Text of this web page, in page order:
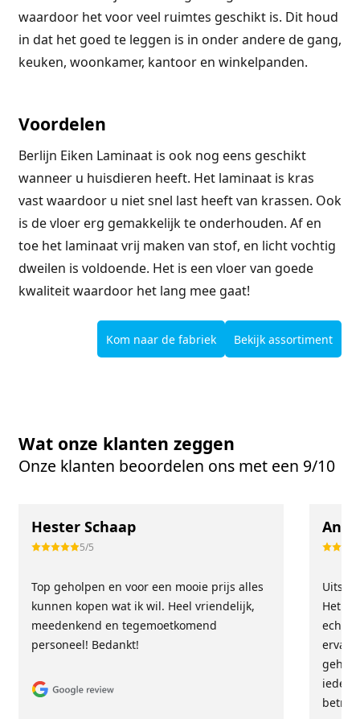
waardoor het voor veel ruimtes geschikt is. Dit houd
in dat het goed te leggen is in onder andere de gang,
keuken, woonkamer, kantoor en winkelpanden.
Voordelen
Berlijn Eiken Laminaat is ook nog eens geschikt
wanneer u huisdieren heeft. Het laminaat is kras
vast waardoor u niet snel last heeft van krassen. Ook
is de vloer erg gemakkelijk te onderhouden. Af en
toe het laminaat vrij maken van stof, en licht vochtig
dweilen is voldoende. Het is een vloer van goede
kwaliteit waardoor het lang mee gaat!
Kom naar de fabriek Bekijk assortiment
Wat onze klanten zeggen
Onze klanten beoordelen ons met een 9/10
Hester Schaap
5/5
Top geholpen en voor een mooie prijs alles
kunnen kopen wat ik wil. Heel vriendelijk,
meedenkend en tegemoetkomend
personeel! Bedankt!
Het
echt